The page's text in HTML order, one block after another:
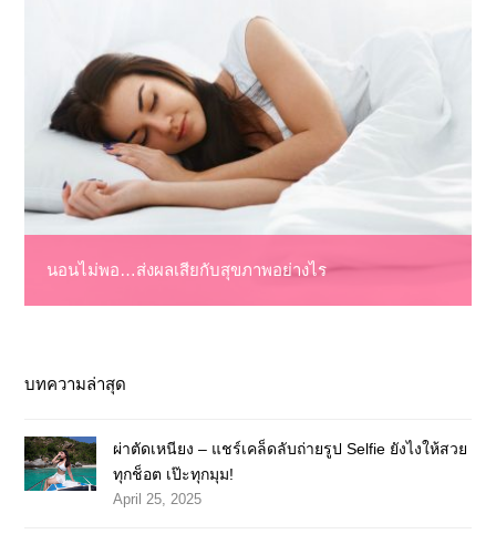
นอนไม่พอ…ส่งผลเสียกับสุขภาพอย่างไร
บทความล่าสุด
ผ่าตัดเหนียง – แชร์เคล็ดลับถ่ายรูป Selfie ยังไงให้สวย
ทุกช็อต เป๊ะทุกมุม!
April 25, 2025